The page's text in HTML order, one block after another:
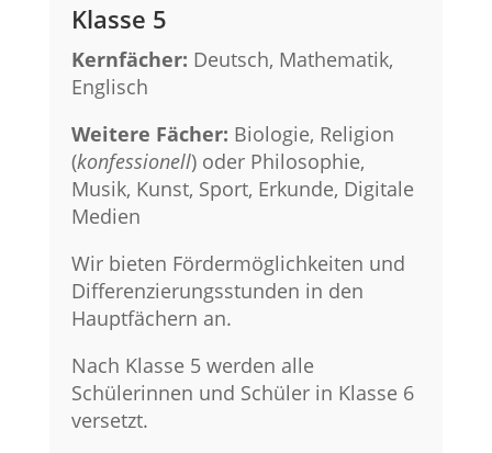
Klasse 5
Kernfächer: Deutsch, Mathematik,
Englisch
Weitere Fächer: Biologie, Religion
(konfessionell) oder Philosophie,
Musik, Kunst, Sport, Erkunde, Digitale
Medien
Wir bieten Fördermöglichkeiten und
Differenzierungsstunden in den
Hauptfächern an.
Nach Klasse 5 werden alle
Schülerinnen und Schüler in Klasse 6
versetzt.